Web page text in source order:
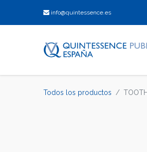
info@quintessence.es
Todos los productos